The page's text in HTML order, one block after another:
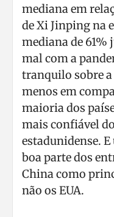
mediana em
de Xi Jinping na
mediana de 61%
mal com a
tranquilo sobre
menos em
maioria dos
mais confiável
estadunidense.
boa parte dos
China como
não os EUA.